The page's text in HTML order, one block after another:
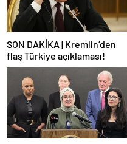
SON DAKİKA | Kremlin’den
flaş Türkiye açıklaması!